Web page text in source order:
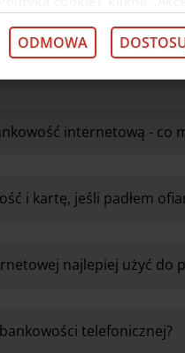
związku z tym
ODMOWA
internetową - co
i kartę, jeśli padłem
najlepiej użyć do
telefonicznej?